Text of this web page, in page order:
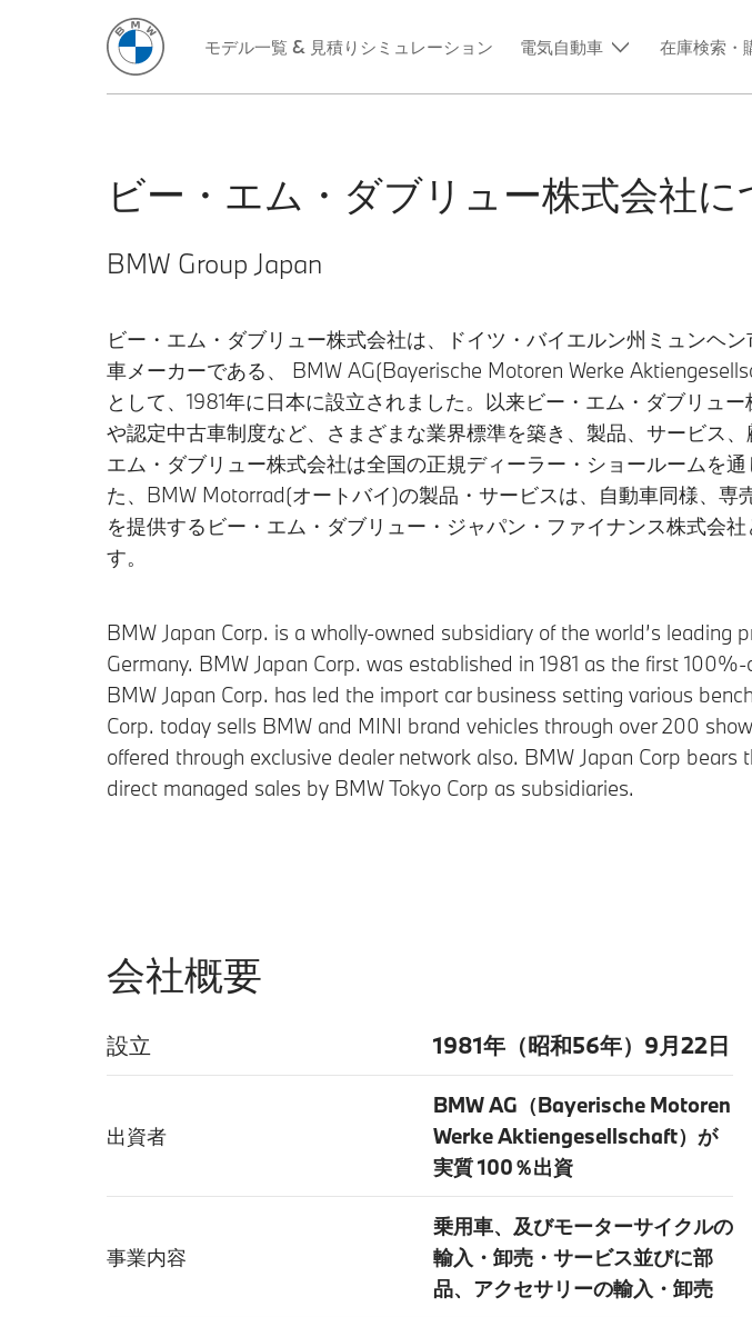
モデル一覧 & 見積りシミュレーション 電気自動車 在庫検索・
ビー・エム・ダブリュー株式会社に
BMW Group Japan
ビー・エム・ダブリュー株式会社は、ドイツ・バイエルン州ミュンヘ
車メーカーである、 BMW AG(Bayerische Motoren Werke
として、1981年に日本に設立されました。以来ビー・エム・ダブリュ
や認定中古車制度など、さまざまな業界標準を築き、製品、サービス
エム・ダブリュー株式会社は全国の正規ディーラー・ショールームを
た、BMW Motorrad(オートバイ)の製品・サービスは、自動車同様、
を提供するビー・エム・ダブリュー・ジャパン・ファイナンス株式会
す。
BMW Japan Corp. is a wholly-owned subsidiary of the world’s
Germany. BMW Japan Corp. was established in 1981 as the first
BMW Japan Corp. has led the import car business setting various
Corp. today sells BMW and MINI brand vehicles through over 200
offered through exclusive dealer network also. BMW Japan Corp
direct managed sales by BMW Tokyo Corp as subsidiaries.
会社概要
設立 1981年（昭和56年）9月22日
出資者
BMW AG（Bayerische Motoren
Werke Aktiengesellschaft）が
実質 100％出資
事業内容
乗用車、及びモーターサイクルの
輸入・卸売・サービス並びに部
品、アクセサリーの輸入・卸売